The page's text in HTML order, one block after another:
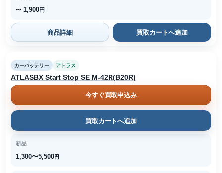
〜 1,900円
商品詳細 買取カートへ追加
カーバッテリー アトラス
ATLASBX Start Stop SE M-42R(B20R)
今すぐ買取申込み
買取カートへ追加
新品
1,300〜5,500円